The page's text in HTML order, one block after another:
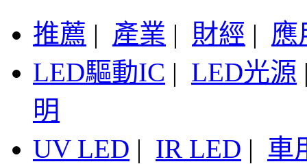
推薦 | 產業 | 財經 | 應
LED驅動IC | LED光源
明
UV LED | IR LED | 車